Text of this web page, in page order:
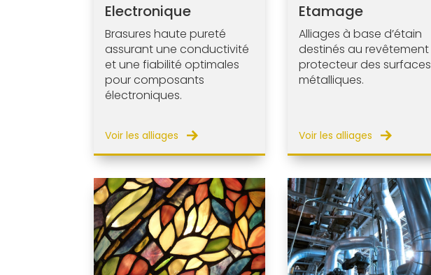
Electronique
Brasures haute pureté
assurant une conductivité
et une fiabilité optimales
pour composants
électroniques.
Voir les alliages
Etamage
Alliages à base d’étain
destinés au revêtement
protecteur des surfaces
métalliques.
Voir les alliages